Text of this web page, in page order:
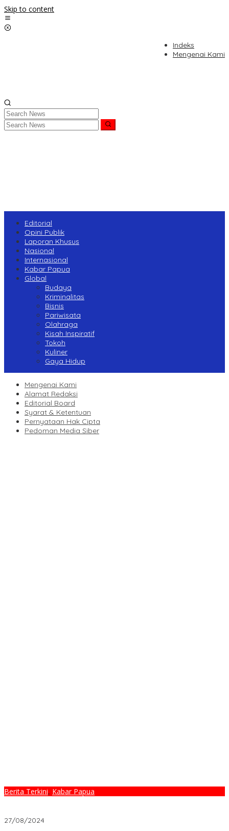
Skip to content
Indeks
Mengenai Kami
Editorial
Opini Publik
Laporan Khusus
Nasional
Internasional
Kabar Papua
Global
Budaya
Kriminalitas
Bisnis
Pariwisata
Olahraga
Kisah Inspiratif
Tokoh
Kuliner
Gaya Hidup
Mengenai Kami
Alamat Redaksi
Editorial Board
Syarat & Ketentuan
Pernyataan Hak Cipta
Pedoman Media Siber
Berita Terkini, Kabar Papua
27/08/2024